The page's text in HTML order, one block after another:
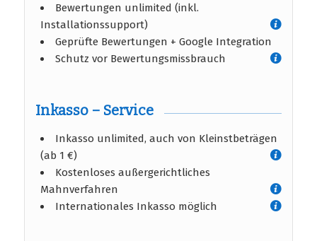
Bewertungen unlimited (inkl.
Installationssupport)
Geprüfte Bewertungen + Google Integration
Schutz vor Bewertungsmissbrauch
Inkasso – Service
Inkasso unlimited, auch von Kleinstbeträgen
(ab 1 €)
Kostenloses außergerichtliches
Mahnverfahren
Internationales Inkasso möglich